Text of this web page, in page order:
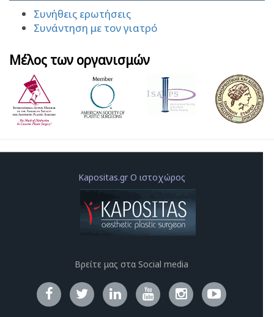
Συνήθεις ερωτήσεις
Συνάντηση με τον γιατρό
Μέλος των οργανισμών
Kapositas.gr Ο ιστοχώρος
Βρείτε μας στα Social media